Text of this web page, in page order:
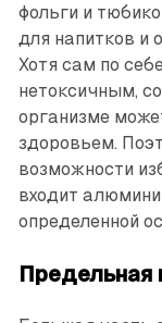
фольги и
для напитков и
Хотя сам по
нетоксичным,
организме
здоровьем.
возможности
входит
определенной
Предельная